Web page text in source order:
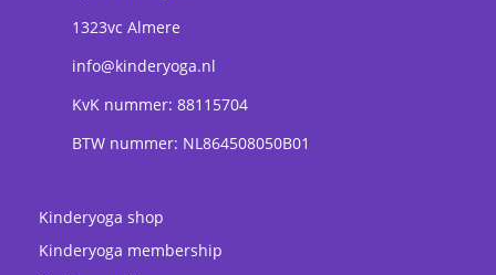
1323vc Almere
info@kinderyoga.nl
KvK nummer: 88115704
BTW nummer: NL864508050B01
Kinderyoga shop
Kinderyoga membership